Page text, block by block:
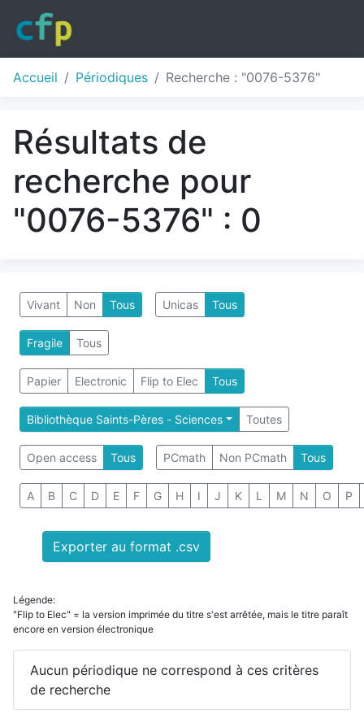
Accueil Périodiques Recherche : "0076-5376"
Résultats de
recherche pour
"0076-5376" : 0
Vivant Non Tous Unicas Tous
Fragile Tous
Papier Electronic Flip to Elec Tous
Bibliothèque Saints-Pères - Sciences Toutes
Open access Tous PCmath Non PCmath Tous
A B C D E F G H I J K L M N O P
Exporter au format .csv
Légende:
"Flip to Elec" = la version imprimée du titre s'est arrêtée, mais le titre paraît
encore en version électronique
Aucun périodique ne correspond à ces critères
de recherche